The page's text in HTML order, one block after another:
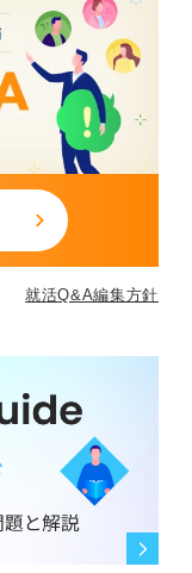
就活Q&A編集方針